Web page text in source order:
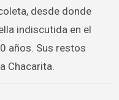
desde donde
indiscutida en el
años. Sus restos
Chacarita.